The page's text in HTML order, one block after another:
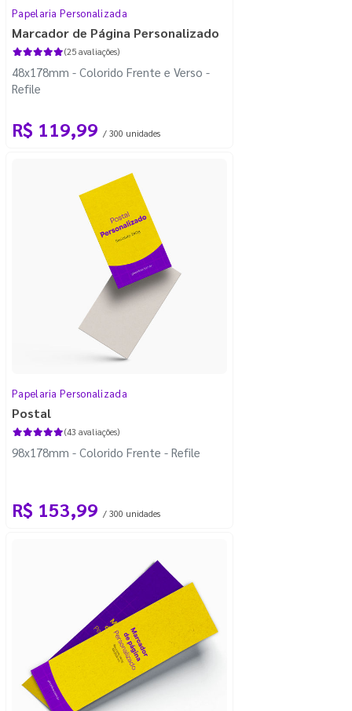
Papelaria Personalizada
Marcador de Página Personalizado
(25 avaliações)
48x178mm - Colorido Frente e Verso -
Refile
R$ 119,99 / 300 unidades
Papelaria Personalizada
Postal
(43 avaliações)
98x178mm - Colorido Frente - Refile
R$ 153,99 / 300 unidades